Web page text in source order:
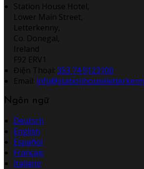
Station House Hotel,
Lower Main Street,
Letterkenny,
Co. Donegal,
Ireland
F92 ERV1
Điện Thoại: 353 74 9123100
Email:
Ngôn ngữ
Deutsch
English
Español
Français
Italiano